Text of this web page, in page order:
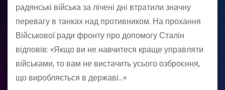
радянські війська за лічені дні втратили значну
перевагу в танках над противником. На прохання
Військової ради фронту про допомогу Сталін
відповів: «Якщо ви не навчитеся краще управляти
військами, то вам не вистачить усього озброєння,
що виробляється в державі…»